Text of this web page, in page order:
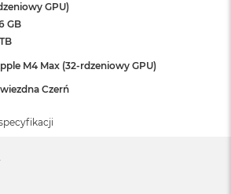
GPU)
GB
M4 Max (32-rdzeniowy GPU)
Czerń